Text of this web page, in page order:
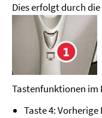
Dies erfolgt durch
Tastenfunktionen
Taste 4: Vorherige